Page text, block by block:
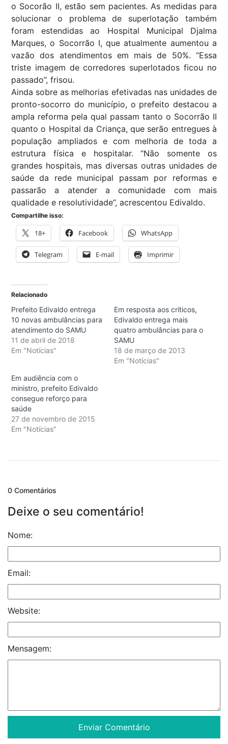
o Socorão II, estão sem pacientes. As medidas para
solucionar o problema de superlotação também
foram estendidas ao Hospital Municipal Djalma
Marques, o Socorrão I, que atualmente aumentou a
vazão dos atendimentos em mais de 50%. “Essa
triste imagem de corredores superlotados ficou no
passado”, frisou.
Ainda sobre as melhorias efetivadas nas unidades de
pronto-socorro do município, o prefeito destacou a
ampla reforma pela qual passam tanto o Socorrão II
quanto o Hospital da Criança, que serão entregues à
população ampliados e com melhoria de toda a
estrutura física e hospitalar. “Não somente os
grandes hospitais, mas diversas outras unidades de
saúde da rede municipal passam por reformas e
passarão a atender a comunidade com mais
qualidade e resolutividade”, acrescentou Edivaldo.
Compartilhe isso:
18+ Facebook WhatsApp
Telegram E-mail Imprimir
Relacionado
Prefeito Edivaldo entrega
10 novas ambulâncias para
atendimento do SAMU
11 de abril de 2018
Em "Notícias"
Em resposta aos críticos,
Edivaldo entrega mais
quatro ambulâncias para o
SAMU
18 de março de 2013
Em "Notícias"
Em audiência com o
ministro, prefeito Edivaldo
consegue reforço para
saúde
27 de novembro de 2015
Em "Notícias"
0 Comentários
Deixe o seu comentário!
Nome:
Email:
Website:
Mensagem: